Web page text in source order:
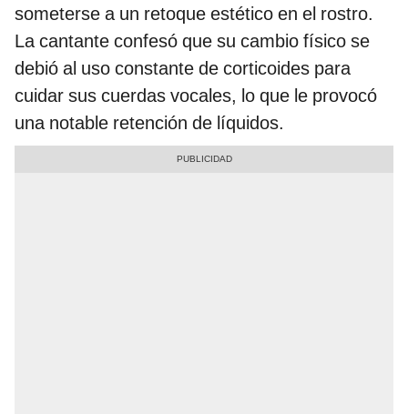
someterse a un retoque estético en el rostro.
La cantante confesó que su cambio físico se
debió al uso constante de corticoides para
cuidar sus cuerdas vocales, lo que le provocó
una notable retención de líquidos.